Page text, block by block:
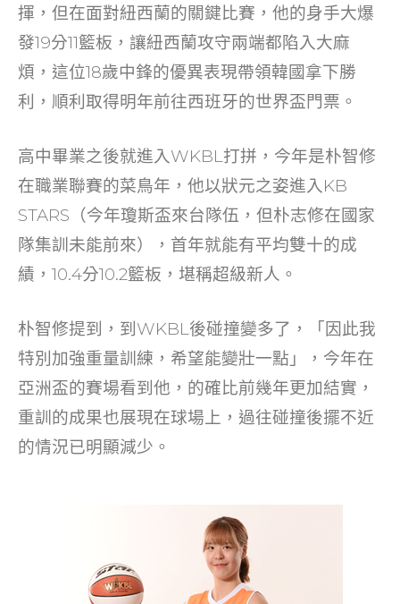
揮，但在面對紐西蘭的關鍵比賽，他的身手大爆
發19分11籃板，讓紐西蘭攻守兩端都陷入大麻
煩，這位18歲中鋒的優異表現帶領韓國拿下勝
利，順利取得明年前往西班牙的世界盃門票。
高中畢業之後就進入WKBL打拼，今年是朴智修
在職業聯賽的菜鳥年，他以狀元之姿進入KB
STARS（今年瓊斯盃來台隊伍，但朴志修在國家
隊集訓未能前來），首年就能有平均雙十的成
績，10.4分10.2籃板，堪稱超級新人。
朴智修提到，到WKBL後碰撞變多了，「因此我
特別加強重量訓練，希望能變壯一點」，今年在
亞洲盃的賽場看到他，的確比前幾年更加結實，
重訓的成果也展現在球場上，過往碰撞後擺不近
的情況已明顯減少。